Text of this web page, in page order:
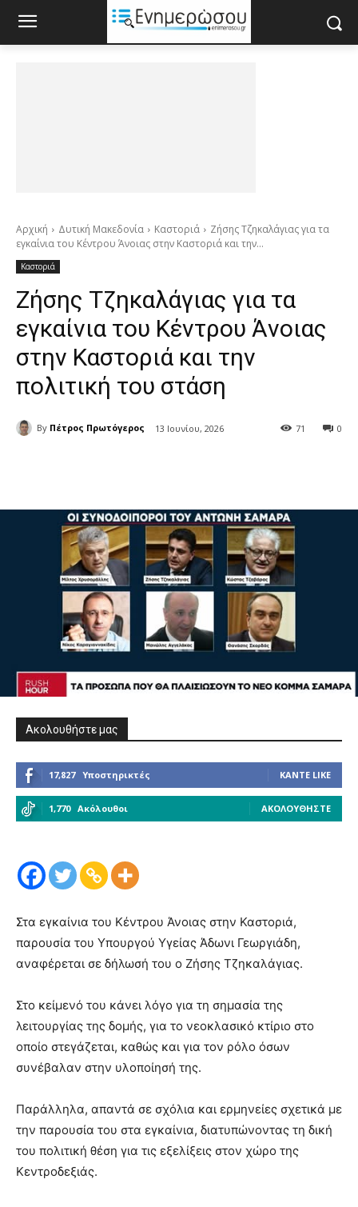
Αρχική Δυτική Μακεδονία Καστοριά
Ζήσης Τζηκαλάγιας για τα
εγκαίνια του Κέντρου Άνοιας στην Καστοριά και την...
Καστοριά
Ζήσης Τζηκαλάγιας για τα
εγκαίνια του Κέντρου Άνοιας
στην Καστοριά και την
πολιτική του στάση
By Πέτρος Πρωτόγερος 13 Ιουνίου, 2026 0
71
Ακολουθήστε μας
17,827 Υποστηρικτές ΚΆΝΤΕ LIKE
1,770 Ακόλουθοι ΑΚΟΛΟΥΘΉΣΤΕ
Στα εγκαίνια του Κέντρου Άνοιας στην Καστοριά,
παρουσία του Υπουργού Υγείας Άδωνι Γεωργιάδη,
αναφέρεται σε δήλωσή του ο Ζήσης Τζηκαλάγιας.
Στο κείμενό του κάνει λόγο για τη σημασία της
λειτουργίας της δομής, για το νεοκλασικό κτίριο στο
οποίο στεγάζεται, καθώς και για τον ρόλο όσων
συνέβαλαν στην υλοποίησή της.
Παράλληλα, απαντά σε σχόλια και ερμηνείες σχετικά με
την παρουσία του στα εγκαίνια, διατυπώνοντας τη δική
του πολιτική θέση για τις εξελίξεις στον χώρο της
Κεντροδεξιάς.